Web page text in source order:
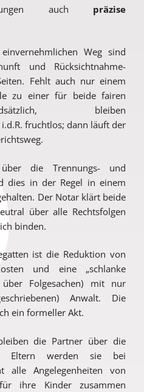
auch präzise
Weg sind
und Rücksichtnahme-
Fehlt auch nur einem
zu einer für beide fairen
bleiben
fruchtlos; dann läuft der
die Trennungs- und
dies in der Regel in einem
Der Notar klärt beide
über alle Rechtsfolgen
binden.
ist die Reduktion von
und eine „schlanke
Folgesachen) mit nur
Anwalt. Die
ein formeller Akt.
die Partner über die
Eltern werden sie bei
alle Angelegenheiten von
ihre Kinder zusammen